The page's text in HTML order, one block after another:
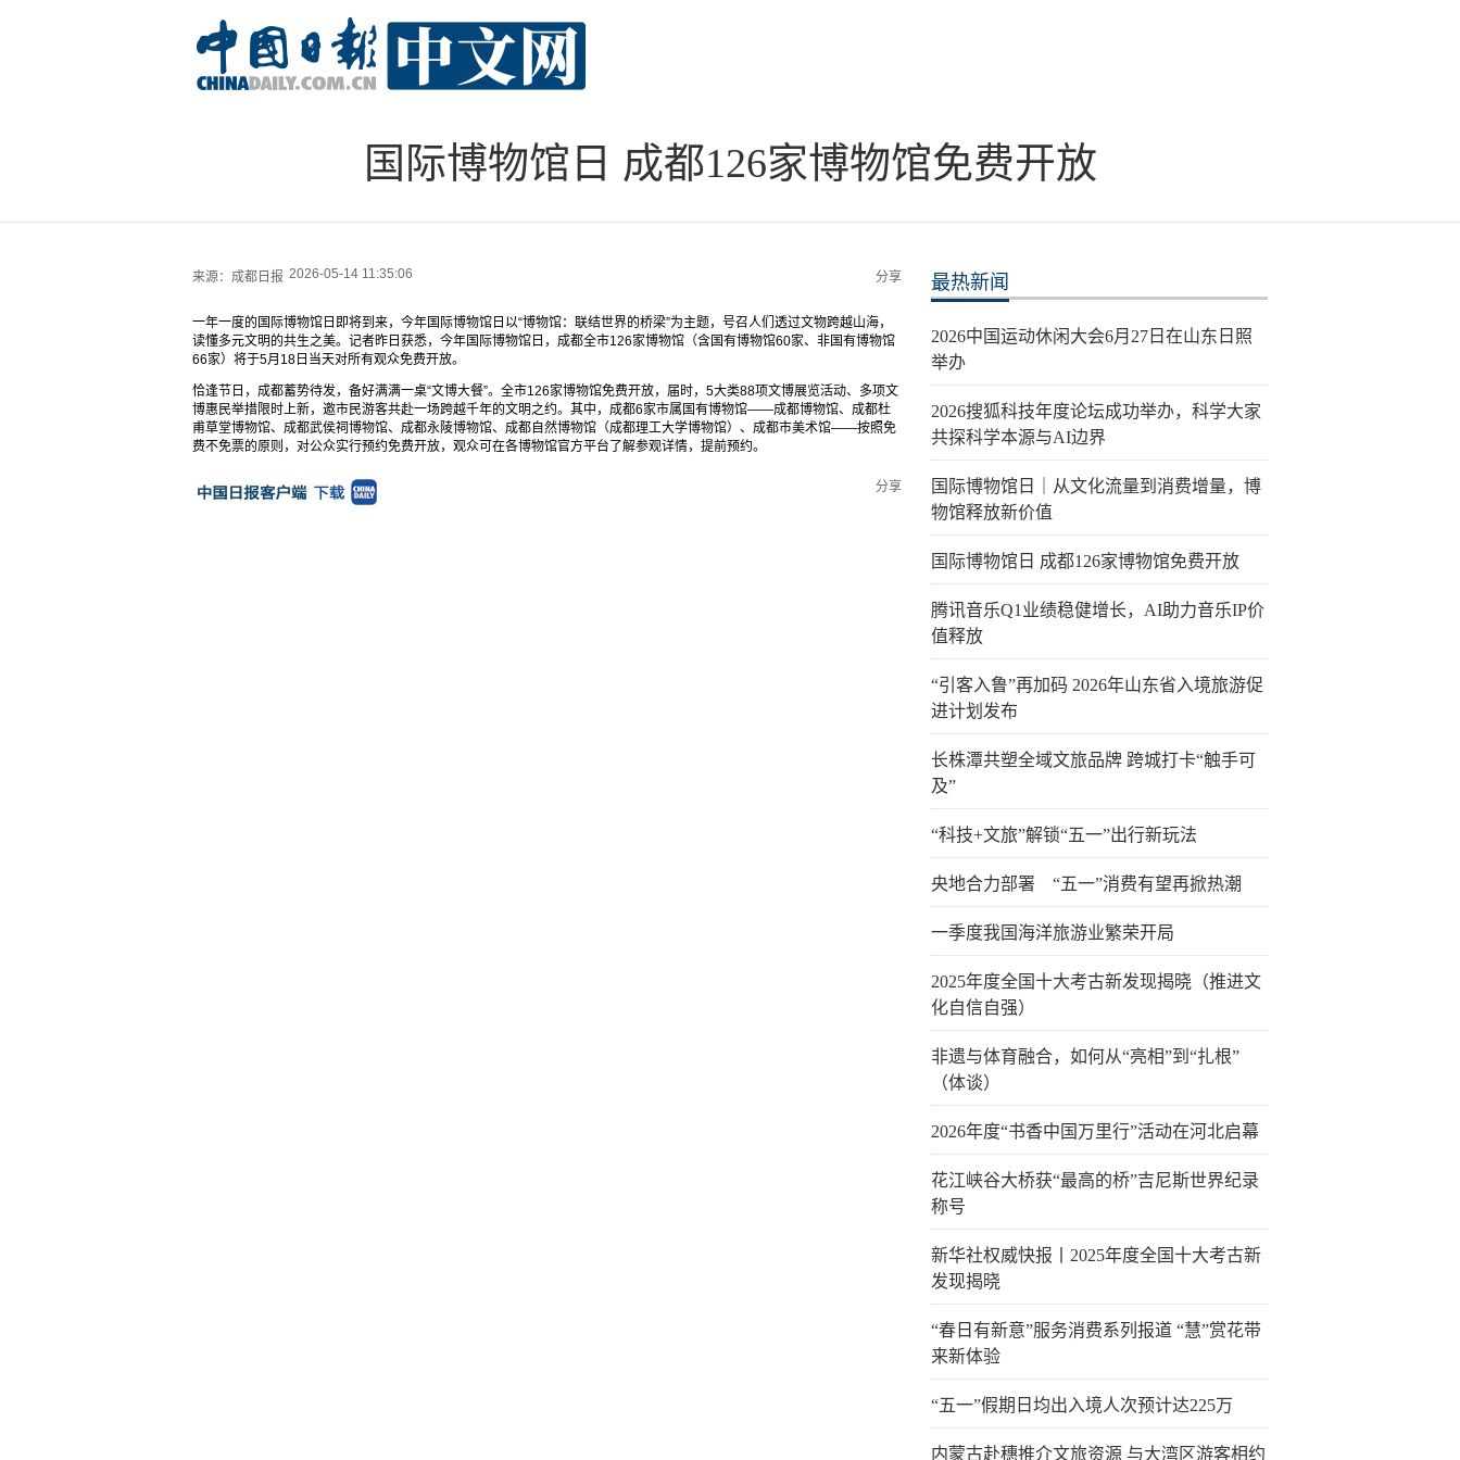
国际博物馆日 成都126家博物馆免费开放
来源： 成都日报 2026-05-14 11:35:06 分享
一年一度的国际博物馆日即将到来，今年国际博物馆日以“博物馆：联结世界的桥梁”为主题，号召人们透过文物跨越山海，
读懂多元文明的共生之美。记者昨日获悉，今年国际博物馆日，成都全市126家博物馆（含国有博物馆60家、非国有博物馆
66家）将于5月18日当天对所有观众免费开放。
恰逢节日，成都蓄势待发，备好满满一桌“文博大餐”。全市126家博物馆免费开放，届时，5大类88项文博展览活动、多项文
博惠民举措限时上新，邀市民游客共赴一场跨越千年的文明之约。其中，成都6家市属国有博物馆——成都博物馆、成都杜
甫草堂博物馆、成都武侯祠博物馆、成都永陵博物馆、成都自然博物馆（成都理工大学博物馆）、成都市美术馆——按照免
费不免票的原则，对公众实行预约免费开放，观众可在各博物馆官方平台了解参观详情，提前预约。
分享
最热新闻
2026中国运动休闲大会6月27日在山东日照
举办
2026搜狐科技年度论坛成功举办，科学大家
共探科学本源与AI边界
国际博物馆日｜从文化流量到消费增量，博
物馆释放新价值
国际博物馆日 成都126家博物馆免费开放
腾讯音乐Q1业绩稳健增长，AI助力音乐IP价
值释放
“引客入鲁”再加码 2026年山东省入境旅游促
进计划发布
长株潭共塑全域文旅品牌 跨城打卡“触手可
及”
“科技+文旅”解锁“五一”出行新玩法
央地合力部署 “五一”消费有望再掀热潮
一季度我国海洋旅游业繁荣开局
2025年度全国十大考古新发现揭晓（推进文
化自信自强）
非遗与体育融合，如何从“亮相”到“扎根”
（体谈）
2026年度“书香中国万里行”活动在河北启幕
花江峡谷大桥获“最高的桥”吉尼斯世界纪录
称号
新华社权威快报丨2025年度全国十大考古新
发现揭晓
“春日有新意”服务消费系列报道 “慧”赏花带
来新体验
“五一”假期日均出入境人次预计达225万
内蒙古赴穗推介文旅资源 与大湾区游客相约